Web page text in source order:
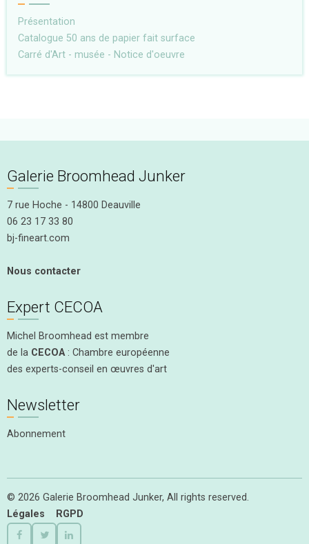
Présentation
Catalogue 50 ans de papier fait surface
Carré d'Art - musée - Notice d'oeuvre
Galerie Broomhead Junker
7 rue Hoche - 14800 Deauville
06 23 17 33 80
bj-fineart.com
Nous contacter
Expert CECOA
Michel Broomhead est membre
de la CECOA: Chambre européenne
des experts-conseil en œuvres d'art
Newsletter
Abonnement
© 2026 Galerie Broomhead Junker, All rights reserved.
Légales
RGPD